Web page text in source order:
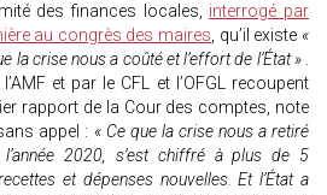
des finances locales, interrogé par
au congrès des maires, qu’il existe «
la crise nous a coûté et l’effort de l’État » .
et par le CFL et l’OFGL recoupent
rapport de la Cour des comptes, note
appel : « Ce que la crise nous a retiré
2020, s’est chiffré à plus de 5
et dépenses nouvelles. Et l’État a